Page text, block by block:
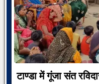
टाण्डा में गूंजा संत